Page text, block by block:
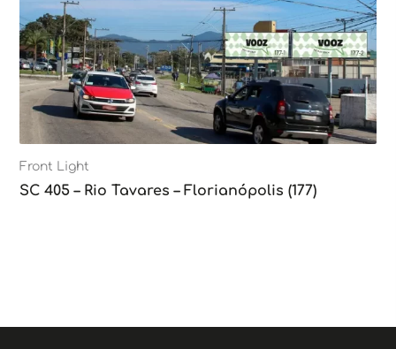
Front Light
SC 405 – Rio Tavares – Florianópolis (177)